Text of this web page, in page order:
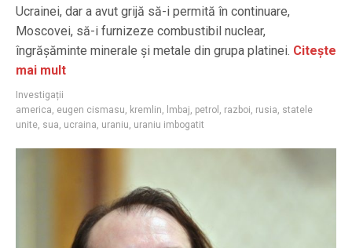
Ucrainei, dar a avut grijă să-i permită în continuare,
Moscovei, să-i furnizeze combustibil nuclear,
îngrășăminte minerale și metale din grupa platinei. Citește
mai mult
Investigații
america, eugen cismasu, kremlin, lmbaj, petrol , razboi, rusia, statele
unite, sua, ucraina, uraniu, uraniu imbogatit